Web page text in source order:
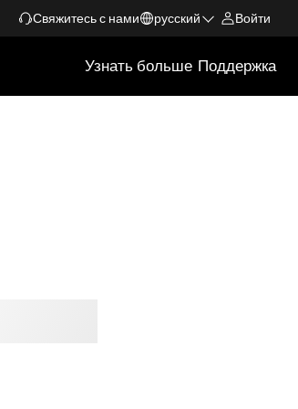
Свяжитесь с нами русский Войти
Узнать больше Поддержка